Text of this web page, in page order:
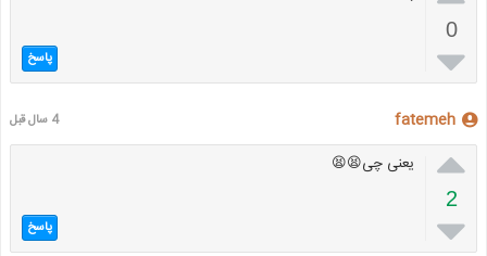
0
 پاسخ
fatemeh 4 سال قبل

2

یعنی چی😫😫
پاسخ